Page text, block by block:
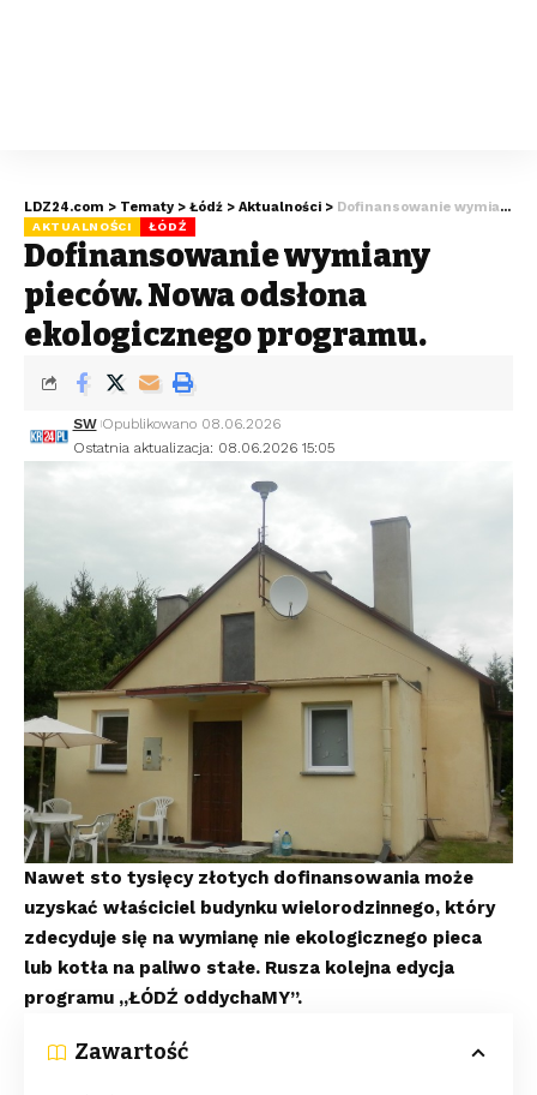
LDZ24.com > Tematy > Łódź > Aktualności > Dofinansowanie wymiany pieców. Nowa odsłona ekologicznego programu.
AKTUALNOŚCI ŁÓDŹ
Dofinansowanie wymiany
pieców. Nowa odsłona
ekologicznego programu.
Ostatnia aktualizacja: 08.06.2026 15:05
SW Opublikowano 08.06.2026
Nawet sto tysięcy złotych dofinansowania może
uzyskać właściciel budynku wielorodzinnego, który
zdecyduje się na wymianę nie ekologicznego pieca
lub kotła na paliwo stałe. Rusza kolejna edycja
programu „ŁÓDŹ oddychaMY”.
Zawartość